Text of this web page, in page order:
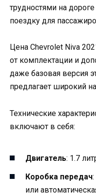
трудностями на
поездку для
Цена Chevrolet Niva
от комплектации и
даже базовая версия
предлагает широкий
Технические
включают в себя:
Двигатель: 1.7
Коробка передач
или